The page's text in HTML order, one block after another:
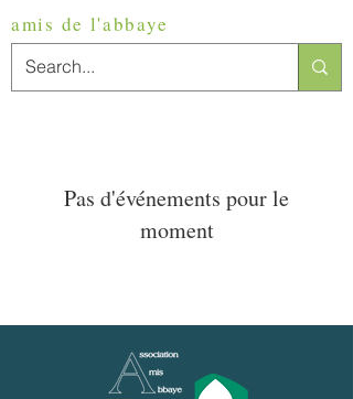
amis de l'abbaye
Pas d'événements pour le
moment